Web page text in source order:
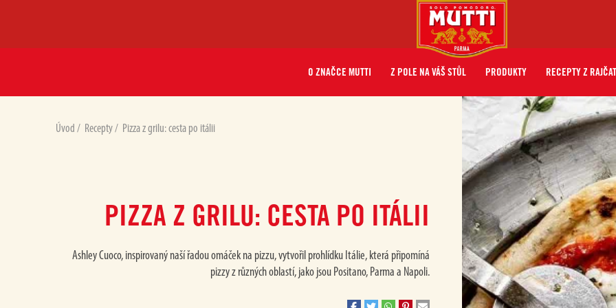
O ZNAČCE MUTTI Z POLE NA VÁŠ STŮL PRODUKTY RECEPTY Z RAJČAT
Úvod/ Recepty/ Pizza z grilu: cesta po itálii
PIZZA Z GRILU: CESTA PO ITÁLII
Ashley Cuoco, inspirovaný naší řadou omáček na pizzu, vytvořil prohlídku Itálie, která připomíná
pizzy z různých oblastí, jako jsou Positano, Parma a Napoli.